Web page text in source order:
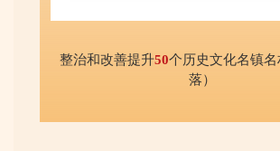
整治和改善提升50个历史文化名镇
落）